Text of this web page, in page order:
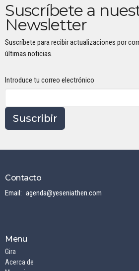
Suscríbete a
Newsletter
Suscríbete para recibir actualizaciones por
últimas noticias.
Introduce tu correo electrónico
Suscribir
Contacto
Email: agenda@yeseniathen.com
Menu
Gira
Acerca de